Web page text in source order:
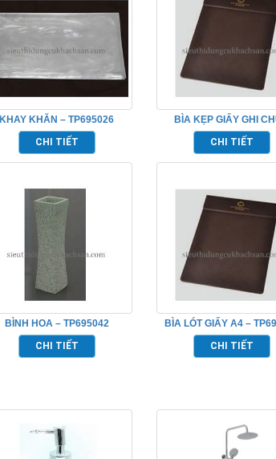
KHAY KHĂN – TP695026
CHI TIẾT
BÌA KẸP GIẤY GHI
TP695050
CHI TIẾT
BÌNH HOA – TP695042
CHI TIẾT
BÌA LÓT GIẤY A4 –
CHI TIẾT